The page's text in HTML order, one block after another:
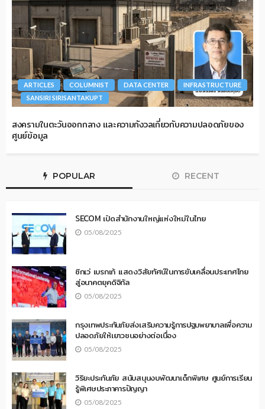
ARTICLES COLUMNIST DATA CENTER
INFRASTRUCTURE
SANSIRI SIRISANTAKUPT
สงครามในตะวันออกกลาง และความกังวลเกี่ยวกับความปลอดภัยของ
ศูนย์ข้อมูล
POPULAR RECENT
SECOM เปิดสำนักงานใหญ่แห่งใหม่ในไทย
05/08/2025
ซิกเว่ เบรกเก้ แสดงวิสัยทัศน์ในการขับเคลื่อนประเทศไทย
สู่อนาคตยุคดิจิทัล
05/08/2025
กรุงเทพประกันภัยส่งเสริมความรู้การปฐมพยาบาลเพื่อความ
ปลอดภัยให้เยาวชนอย่างต่อเนื่อง
05/08/2025
วิริยะประกันภัย สนับสนุนงบพัฒนาเด็กพิเศษ ศูนย์การเรียน
รู้พิเศษประภาคารปัญญา
05/08/2025